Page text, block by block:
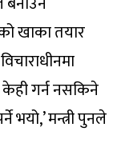
खाका तयार
केही गर्न नसकिने
भयो,’ मन्त्री पुनले